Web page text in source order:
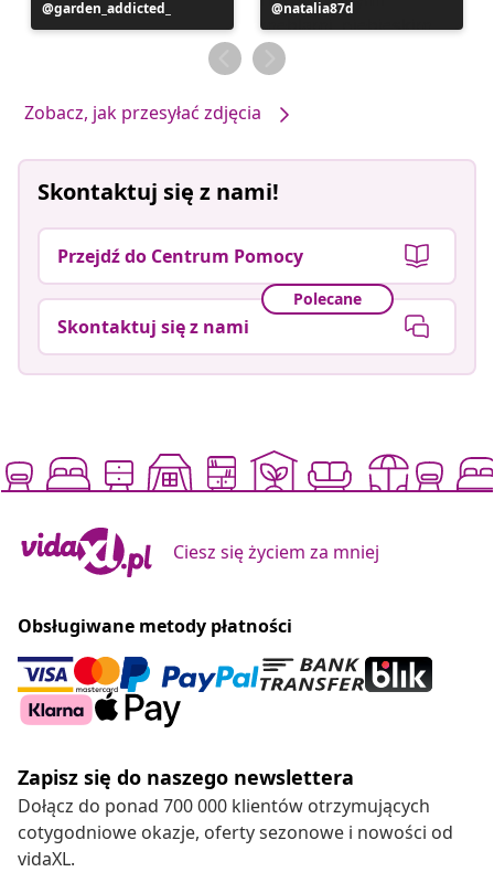
Post
opublikowany
garden_addicted_
Post
opublikowany
przez
natalia87d
Zobacz, jak przesyłać zdjęcia
Skontaktuj się z nami!
Przejdź do Centrum Pomocy
Polecane
Skontaktuj się z nami
Ciesz się życiem za mniej
Obsługiwane metody płatności
Zapisz się do naszego newslettera
Dołącz do ponad 700 000 klientów otrzymujących
cotygodniowe okazje, oferty sezonowe i nowości od
vidaXL.